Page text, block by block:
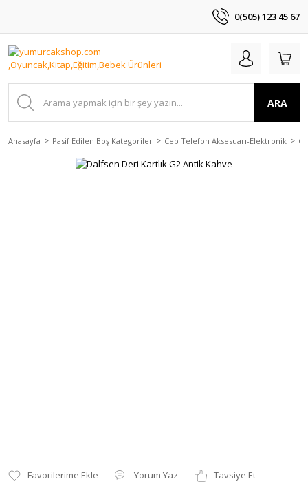
0(505) 123 45 67
ARA
Anasayfa Pasif Edilen Boş Kategoriler Cep Telefon Aksesuarı-Elektronik
Yorum Yaz
Tavsiye Et